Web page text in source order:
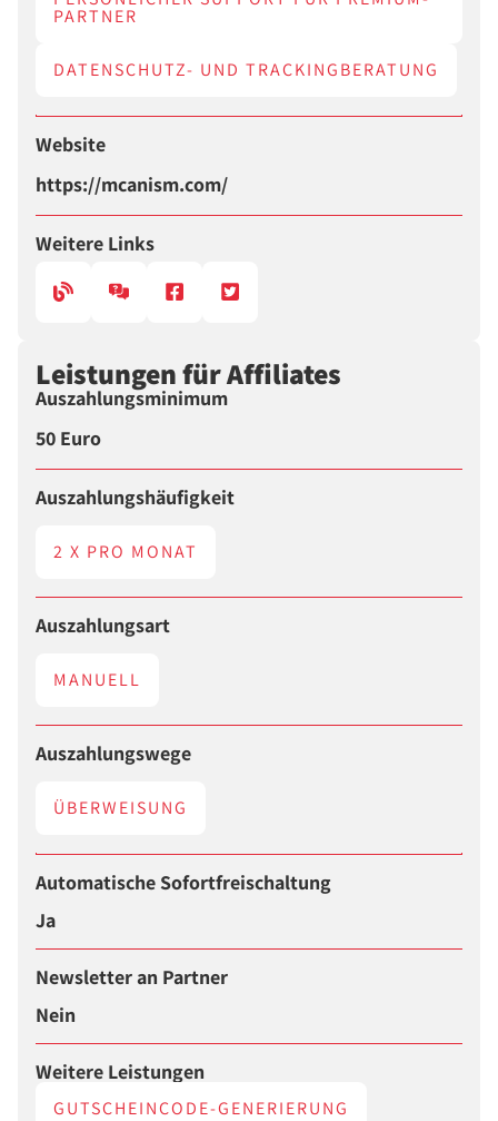
PARTNER
DATENSCHUTZ- UND TRACKINGBERATUNG
Website
https://mcanism.com/
Weitere Links
Leistungen für Affiliates
Auszahlungsminimum
50 Euro
Auszahlungshäufigkeit
2 X PRO MONAT
Auszahlungsart
MANUELL
Auszahlungswege
ÜBERWEISUNG
Automatische Sofortfreischaltung
Ja
Newsletter an Partner
Nein
Weitere Leistungen
GUTSCHEINCODE-GENERIERUNG